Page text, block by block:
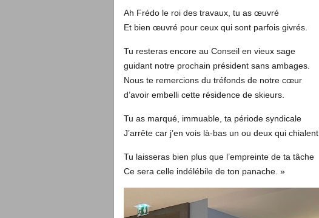
Ah Frédo le roi des travaux, tu as œuvré
Et bien œuvré pour ceux qui sont parfois givrés.
Tu resteras encore au Conseil en vieux sage
guidant notre prochain président sans ambages.
Nous te remercions du tréfonds de notre cœur
d’avoir embelli cette résidence de skieurs.
Tu as marqué, immuable, ta période syndicale
J’arrête car j’en vois là-bas un ou deux qui chialent.
Tu laisseras bien plus que l’empreinte de ta tâche
Ce sera celle indélébile de ton panache. »